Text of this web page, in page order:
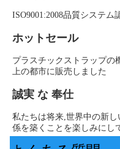
ISO9001:2008品質システム
ホットセール
プラスチックストラップの
上の都市に販売しました
誠実 な 奉仕
私たちは将来,世界中の新
係を築くことを楽しみにし